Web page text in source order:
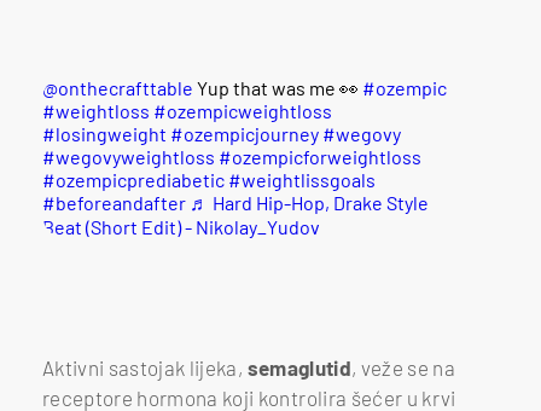
@onthecrafttable Yup that was me 👀 #ozempic
#weightloss #ozempicweightloss
#losingweight #ozempicjourney #wegovy
#wegovyweightloss #ozempicforweightloss
#ozempicprediabetic #weightlissgoals
#beforeandafter ♬ Hard Hip-Hop, Drake Style
Beat (Short Edit) - Nikolay_Yudov
Aktivni sastojak lijeka, semaglutid, veže se na
receptore hormona koji kontrolira šećer u krvi